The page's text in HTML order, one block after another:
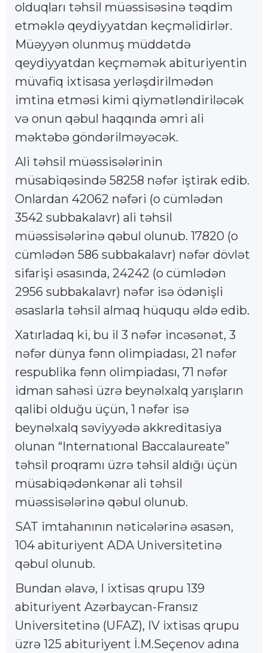
olduqları təhsil müəssisəsinə təqdim
etməklə qeydiyyatdan keçməlidirlər.
Müəyyən olunmuş müddətdə
qeydiyyatdan keçməmək abituriyentin
müvafiq ixtisasa yerləşdirilmədən
imtina etməsi kimi qiymətləndiriləcək
və onun qəbul haqqında əmri ali
məktəbə göndərilməyəcək.
Ali təhsil müəssisələrinin
müsabiqəsində 58258 nəfər iştirak edib.
Onlardan 42062 nəfəri (o cümlədən
3542 subbakalavr) ali təhsil
müəssisələrinə qəbul olunub. 17820 (o
cümlədən 586 subbakalavr) nəfər dövlət
sifarişi əsasında, 24242 (o cümlədən
2956 subbakalavr) nəfər isə ödənişli
əsaslarla təhsil almaq hüququ əldə edib.
Xatırladaq ki, bu il 3 nəfər incəsənət, 3
nəfər dünya fənn olimpiadası, 21 nəfər
respublika fənn olimpiadası, 71 nəfər
idman sahəsi üzrə beynəlxalq yarışların
qalibi olduğu üçün, 1 nəfər isə
beynəlxalq səviyyədə akkreditasiya
olunan “Internatıonal Baccalaureate”
təhsil proqramı üzrə təhsil aldığı üçün
müsabiqədənkənar ali təhsil
müəssisələrinə qəbul olunub.
SAT imtahanının nəticələrinə əsasən,
104 abituriyent ADA Universitetinə
qəbul olunub.
Bundan əlavə, I ixtisas qrupu 139
abituriyent Azərbaycan-Fransız
Universitetinə (UFAZ), IV ixtisas qrupu
üzrə 125 abituriyent İ.M.Seçenov adına